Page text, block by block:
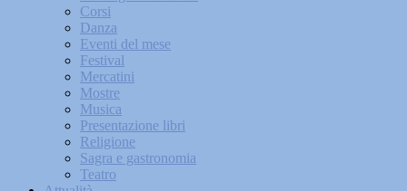
Corsi
Danza
Eventi del mese
Festival
Mercatini
Mostre
Musica
Presentazione libri
Religione
Sagra e gastronomia
Teatro